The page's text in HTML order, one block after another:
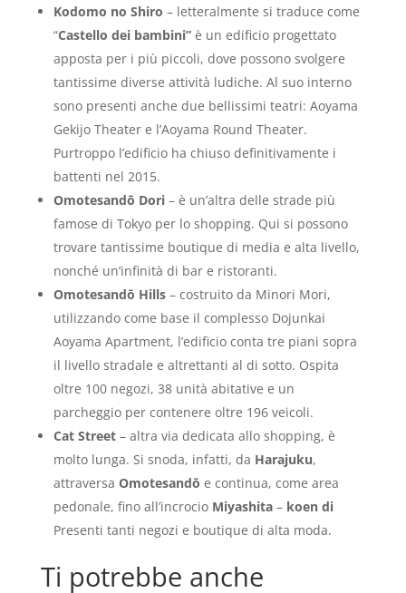
Kodomo no Shiro – letteralmente si traduce come
“Castello dei bambini”è un edificio progettato
apposta per i più piccoli, dove possono svolgere
tantissime diverse attività ludiche. Al suo interno
sono presenti anche due bellissimi teatri: Aoyama
Gekijo Theater e l’Aoyama Round Theater.
Purtroppo l’edificio ha chiuso definitivamente i
battenti nel 2015.
Omotesandō Dori– è un’altra delle strade più
famose di Tokyo per lo shopping. Qui si possono
trovare tantissime boutique di media e alta livello,
nonché un’infinità di bar e ristoranti.
Omotesandō Hills– costruito da Minori Mori,
utilizzando come base il complesso Dojunkai
Aoyama Apartment, l’edificio conta tre piani sopra
il livello stradale e altrettanti al di sotto. Ospita
oltre 100 negozi, 38 unità abitative e un
parcheggio per contenere oltre 196 veicoli.
Cat Street– altra via dedicata allo shopping, è
molto lunga. Si snoda, infatti, da Harajuku,
attraversa Omotesandō e continua, come area
pedonale, fino all’incrocio Miyashita– koen di
Presenti tanti negozi e boutique di alta moda.
Ti potrebbe anche